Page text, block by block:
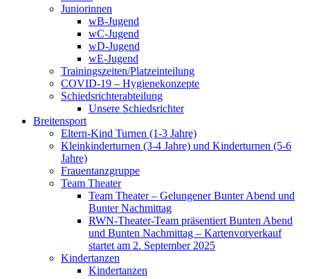
Juniorinnen
wB-Jugend
wC-Jugend
wD-Jugend
wE-Jugend
Trainingszeiten/Platzeinteilung
COVID-19 – Hygienekonzepte
Schiedsrichterabteilung
Unsere Schiedsrichter
Breitensport
Eltern-Kind Turnen (1-3 Jahre)
Kleinkinderturnen (3-4 Jahre) und Kinderturnen (5-6
Jahre)
Frauentanzgruppe
Team Theater
Team Theater – Gelungener Bunter Abend und
Bunter Nachmittag
RWN-Theater-Team präsentiert Bunten Abend
und Bunten Nachmittag – Kartenvorverkauf
startet am 2. September 2025
Kindertanzen
Kindertanzen